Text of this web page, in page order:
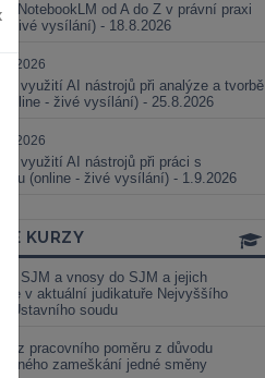
a NotebookLM od A do Z v právní praxi
- živé vysílání) - 18.8.2026
využití AI nástrojů při analýze a tvorbě
- živé vysílání) - 25.8.2026
využití AI nástrojů při práci s
(online - živé vysílání) - 1.9.2026
KURZY
ze SJM a vnosy do SJM a jejich
v aktuální judikatuře Nejvyššího
a Ústavního soudu
z pracovního poměru z důvodu
zameškání jedné směny